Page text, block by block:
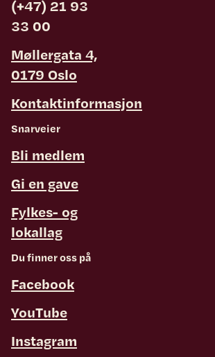
(+47) 21 93
33 00
Møllergata 4,
0179 Oslo
Kontaktinformasjon
Snarveier
Bli medlem
Gi en gave
Fylkes- og
lokallag
Du finner oss på
Facebook
YouTube
Instagram